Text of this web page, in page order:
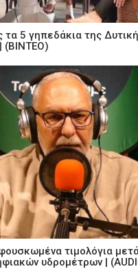
τα 5 γηπεδάκια της
(ΒΙΝΤΕΟ)
τιμολόγια
υδρομέτρων |